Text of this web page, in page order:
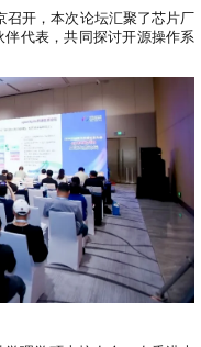
开，本次论坛汇聚了芯片厂
代表，共同探讨开源操作系